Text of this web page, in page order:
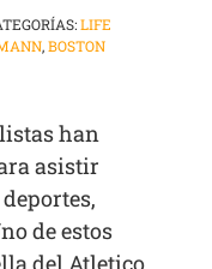
LIFE
,BOSTON
han
asistir
de estos